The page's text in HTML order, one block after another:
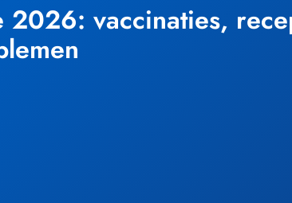
vaccinaties,